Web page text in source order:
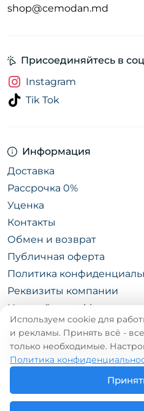
shop@cemodan.md
Информация
Доставка
Рассрочка 0%
Уценка
Контакты
Обмен и возврат
Публичная оферта
Политика
Реквизиты компании
Настройки cookie
Присоединяйтесь в
Instagram
Tik Tok
Используем cookie для
и рекламы. Принять всё -
только необходимые.
Политика